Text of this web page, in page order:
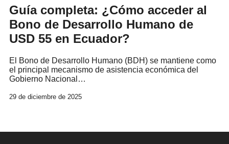
Guía completa: ¿Cómo acceder al
Bono de Desarrollo Humano de
USD 55 en Ecuador?
El Bono de Desarrollo Humano (BDH) se mantiene como
el principal mecanismo de asistencia económica del
Gobierno Nacional…
29 de diciembre de 2025